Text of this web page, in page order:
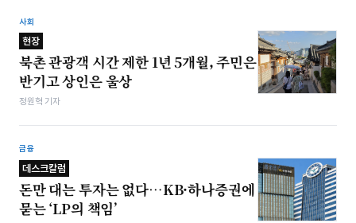
사회
현장
북촌 관광객 시간 제한 1년 5개월, 주민은
반기고 상인은 울상
정원혁 기자
금융
데스크칼럼
돈만 대는 투자는 없다…KB·하나증권에
묻는 ‘LP의 책임’